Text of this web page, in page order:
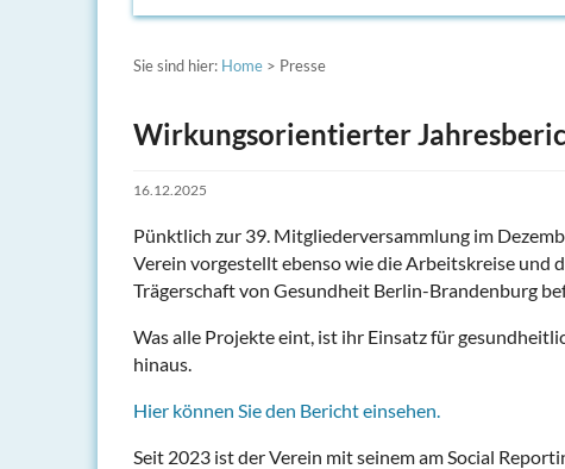
Sie sind hier: Home > Presse
Wirkungsorientierter
16.12.2025
Pünktlich zur 39. Mitgliederversammlung im
Verein vorgestellt ebenso wie die Arbeitskreise und
Trägerschaft von Gesundheit Berlin-Brandenburg
Was alle Projekte eint, ist ihr Einsatz für
hinaus.
Hier können Sie den Bericht einsehen.
Seit 2023 ist der Verein mit seinem am Social